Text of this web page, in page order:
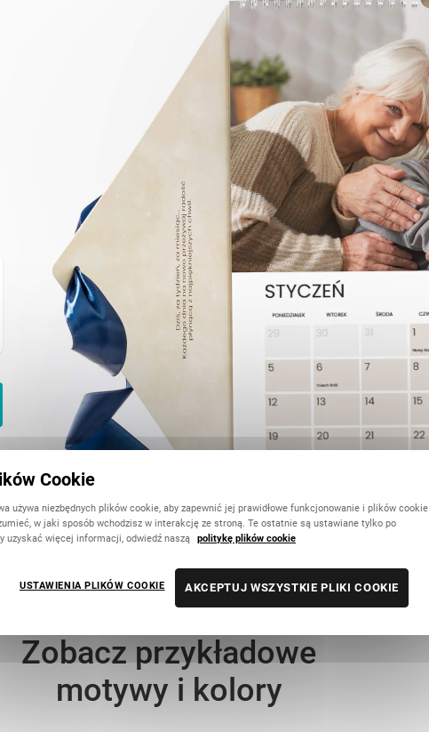
Zobacz przykładowe
motywy i kolory
Cookie
używa niezbędnych plików cookie, aby zapewnić jej prawidłowe funkcjonowanie i plików cookie
w jaki sposób wchodzisz w interakcję ze stroną. Te ostatnie są ustawiane tylko po
uzyskać więcej informacji, odwiedź naszą politykę plików cookie
USTAWIENIA PLIKÓW COOKIE AKCEPTUJ WSZYSTKIE PLIKI COOKIE